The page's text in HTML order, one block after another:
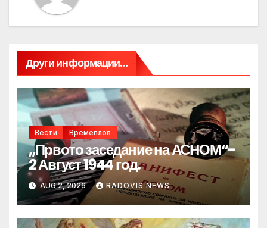
Други информации...
Вести Времеплов
„Првото заседание на АСНОМ“-
2 Август 1944 год.
AUG 2, 2026 RADOVIS NEWS